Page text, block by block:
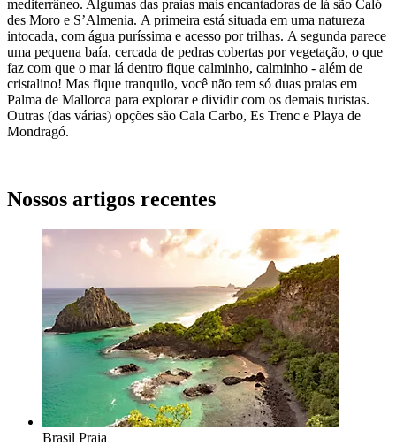
mediterrâneo. Algumas das praias mais encantadoras de lá são Caló
des Moro e S’Almenia. A primeira está situada em uma natureza
intocada, com água puríssima e acesso por trilhas. A segunda parece
uma pequena baía, cercada de pedras cobertas por vegetação, o que
faz com que o mar lá dentro fique calminho, calminho - além de
cristalino! Mas fique tranquilo, você não tem só duas praias em
Palma de Mallorca para explorar e dividir com os demais turistas.
Outras (das várias) opções são Cala Carbo, Es Trenc e Playa de
Mondragó.
Nossos artigos recentes
Brasil Praia